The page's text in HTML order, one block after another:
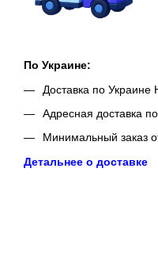
По Украине:
Доставка по Украине
Адресная доставка
Минимальный заказ
Детальнее о доставке